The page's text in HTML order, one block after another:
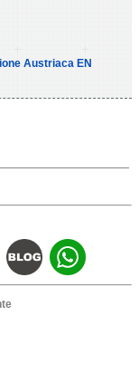
Austriaca EN